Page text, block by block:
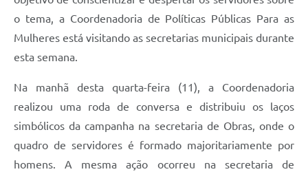
o tema, a Coordenadoria de Políticas Públicas Para as
Mulheres está visitando as secretarias municipais durante
esta semana.
Na manhã desta quarta-feira (11), a Coordenadoria
realizou uma roda de conversa e distribuiu os laços
simbólicos da campanha na secretaria de Obras, onde o
quadro de servidores é formado majoritariamente por
homens. A mesma ação ocorreu na secretaria de